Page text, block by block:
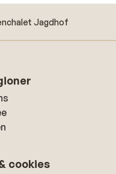
Jagdhof
cookies